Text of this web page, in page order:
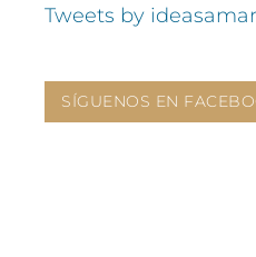
Tweets by
SÍGUENOS EN